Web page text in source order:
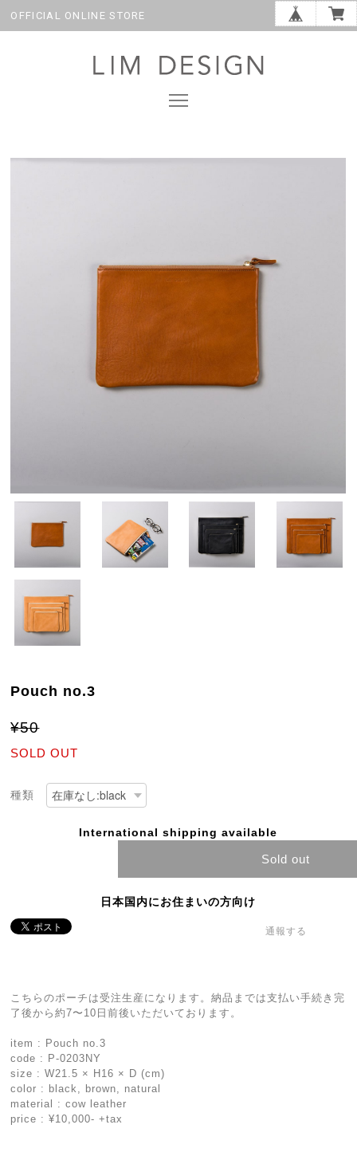
OFFICIAL ONLINE STORE
Pouch no.3
¥50
SOLD OUT
種類
International shipping available
Sold out
日本国内にお住まいの方向け
通報する
こちらのポーチは受注生産になります。納品までは支払い手続き完
了後から約7〜10日前後いただいております。
item : Pouch no.3
code : P-0203NY
size : W21.5 × H16 × D (cm)
color : black, brown, natural
material : cow leather
price : ¥10,000- +tax